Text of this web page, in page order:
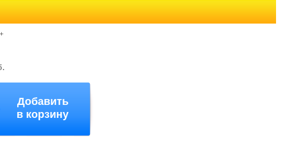
Добавить
в корзину